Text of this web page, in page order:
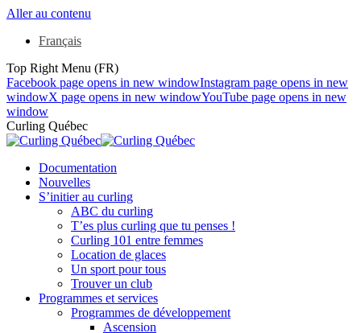
Aller au contenu
Français
Top Right Menu (FR)
Facebook page opens in new windowInstagram page opens in new
windowX page opens in new windowYouTube page opens in new
window
Curling Québec
Documentation
Nouvelles
S’initier au curling
ABC du curling
T’es plus curling que tu penses !
Curling 101 entre femmes
Location de glaces
Un sport pour tous
Trouver un club
Programmes et services
Programmes de développement
Ascension